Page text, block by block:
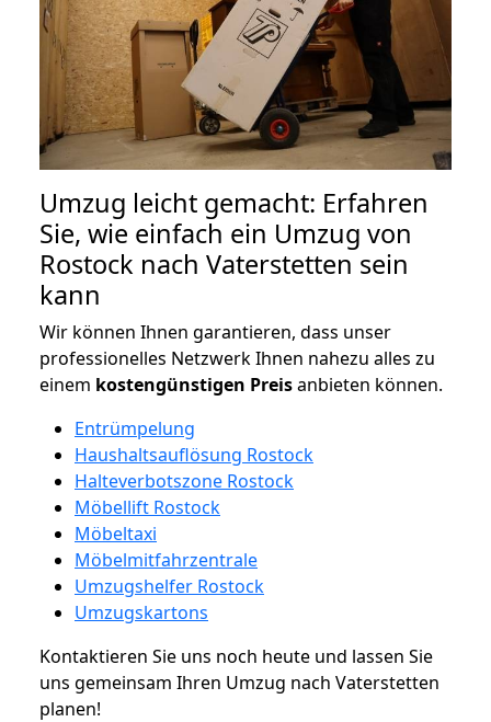
Umzug leicht gemacht: Erfahren
Sie, wie einfach ein Umzug von
Rostock nach Vaterstetten sein
kann
Wir können Ihnen garantieren, dass unser
professionelles Netzwerk Ihnen nahezu alles zu
einem kostengünstigen Preisanbieten können.
Entrümpelung
Haushaltsauflösung Rostock
Halteverbotszone Rostock
Möbellift Rostock
Möbeltaxi
Möbelmitfahrzentrale
Umzugshelfer Rostock
Umzugskartons
Kontaktieren Sie uns noch heute und lassen Sie
uns gemeinsam Ihren Umzug nach Vaterstetten
planen!